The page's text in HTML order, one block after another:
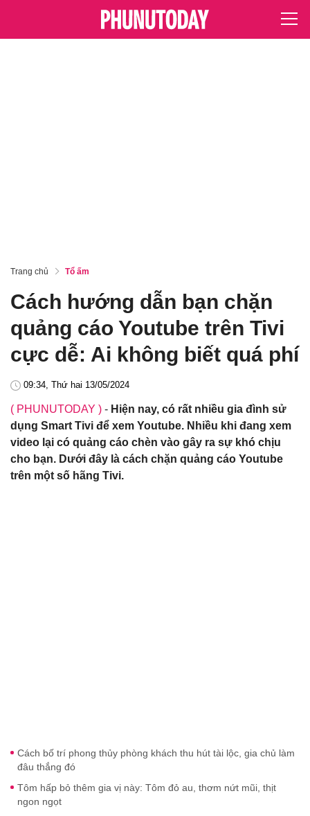
Trang chủ Tổ ấm
Cách hướng dẫn bạn chặn
quảng cáo Youtube trên Tivi
cực dễ: Ai không biết quá phí
09:34, Thứ hai 13/05/2024
( PHUNUTODAY ) - Hiện nay, có rất nhiều gia đình sử
dụng Smart Tivi để xem Youtube. Nhiều khi đang xem
video lại có quảng cáo chèn vào gây ra sự khó chịu
cho bạn. Dưới đây là cách chặn quảng cáo Youtube
trên một số hãng Tivi.
Cách bố trí phong thủy phòng khách thu hút tài lộc, gia chủ làm
đâu thắng đó
Tôm hấp bỏ thêm gia vị này: Tôm đỏ au, thơm nứt mũi, thịt
ngon ngọt